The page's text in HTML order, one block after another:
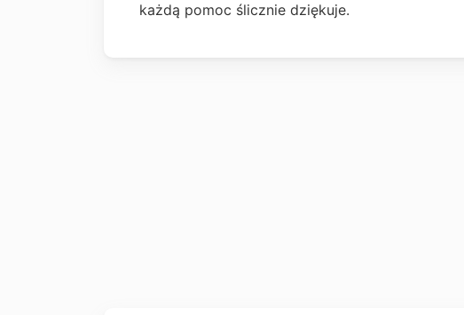
każdą pomoc ślicznie dziękuje.